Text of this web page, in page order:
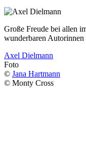
Große Freude bei allen
wunderbaren
Axel Dielmann
Foto
© Jana Hartmann
© Monty Cross